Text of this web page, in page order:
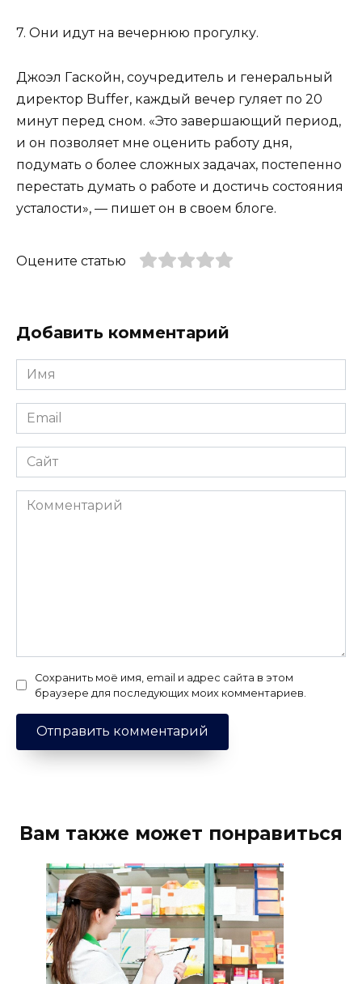
7. Они идут на вечернюю прогулку.
Джоэл Гаскойн, соучредитель и генеральный
директор Buffer, каждый вечер гуляет по 20
минут перед сном. «Это завершающий период,
и он позволяет мне оценить работу дня,
подумать о более сложных задачах, постепенно
перестать думать о работе и достичь состояния
усталости», — пишет он в своем блоге.
Оцените статью
Добавить комментарий
Имя
*
Email
*
Сайт
Комментарий
Сохранить моё имя, email и адрес сайта в этом
браузере для последующих моих комментариев.
Вам также может понравиться